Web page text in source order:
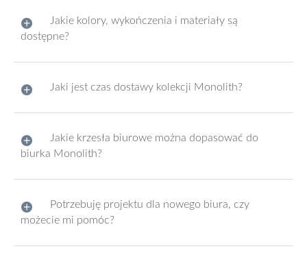
Jakie kolory, wykończenia i materiały są
dostępne?
Jaki jest czas dostawy kolekcji Monolith?
Jakie krzesła biurowe można dopasować do
biurka Monolith?
Potrzebuję projektu dla nowego biura, czy
możecie mi pomóc?